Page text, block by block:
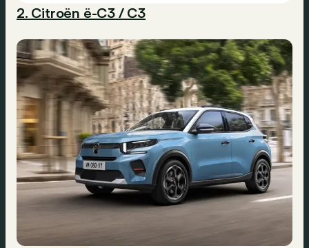
2. Citroën ë-C3 / C3